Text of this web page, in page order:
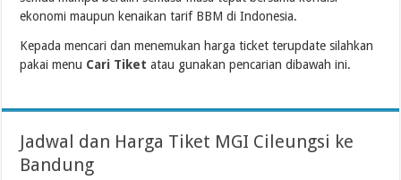
ekonomi maupun kenaikan tarif BBM di Indonesia.
Kepada mencari dan menemukan harga ticket terupdate silahkan
pakai menu Cari Tiket atau gunakan pencarian dibawah ini.
Jadwal dan Harga Tiket MGI Cileungsi ke
Bandung